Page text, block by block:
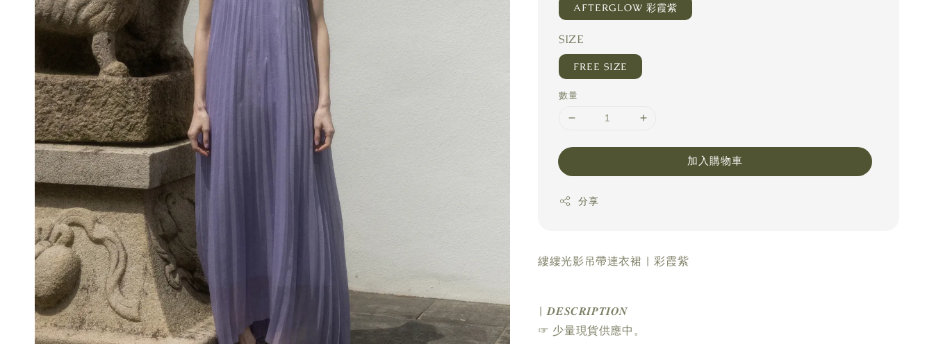
AFTERGLOW 彩霞紫
SIZE
FREE SIZE
數量
加入購物車
分享
縷縷光影吊帶連衣裙 | 彩霞紫
| 𝑫𝑬𝑺𝑪𝑹𝑰𝑷𝑻𝑰𝑶𝑵
☞ 少量現貨供應中。